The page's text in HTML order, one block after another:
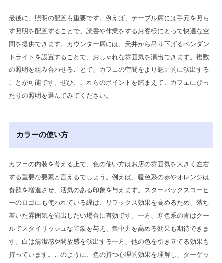
最後に、照明の配置も重要です。例えば、テーブル席には手元を照ら
す照明を配置することで、読書や作業をするお客様にとって快適な空
間を提供できます。カウンター席には、天井から吊り下げるペンダン
トライトを設置することで、おしゃれな雰囲気を演出できます。複数
の照明を組み合わせることで、カフェの空間をより魅力的に演出する
ことが可能です。ぜひ、これらのポイントを踏まえて、カフェにぴっ
たりの照明を選んでみてください。
カラーの使い方
カフェの内装を考える上で、色の使い方はお店の雰囲気を大きく左右
する重要な要素と言えるでしょう。例えば、暖色系の赤やオレンジは
食欲を増進させ、活気のある印象を与えます。スターバックスコーヒ
ーのロゴにも使われている緑は、リラックス効果を高めるため、落ち
着いた雰囲気を演出したい場合に有効です。一方、寒色系の青はクー
ルでスタイリッシュな印象を与え、集中力を高める効果も期待できま
す。白は清潔感や開放感を演出する一方、他の色を引き立てる効果も
持っています。このように、色の持つ心理的効果を理解し、ターゲッ